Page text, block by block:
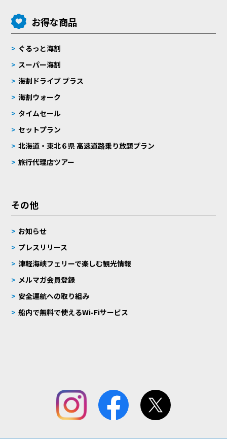
お得な商品
ぐるっと海割
スーパー海割
海割ドライブ プラス
海割ウォーク
タイムセール
セットプラン
北海道・東北６県 高速道路乗り放題プラン
旅行代理店ツアー
その他
お知らせ
プレスリリース
津軽海峡フェリーで楽しむ観光情報
メルマガ会員登録
安全運航への取り組み
船内で無料で使えるWi-Fiサービス